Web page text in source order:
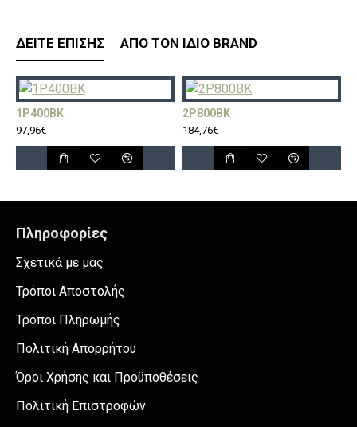
ΔΕΊΤΕ ΕΠΊΣΗΣ ΑΠΌ ΤΟΝ ΊΔΙΟ BRAND
1P400BK
97,96€
2P800BK
184,76€
Πληροφορίες
Σχετικά με μας
Τρόποι Αποστολής
Τρόποι Πληρωμής
Πολιτική Απορρήτου
Όροι Χρήσης και Προϋποθέσεις
Πολιτική Επιστροφών